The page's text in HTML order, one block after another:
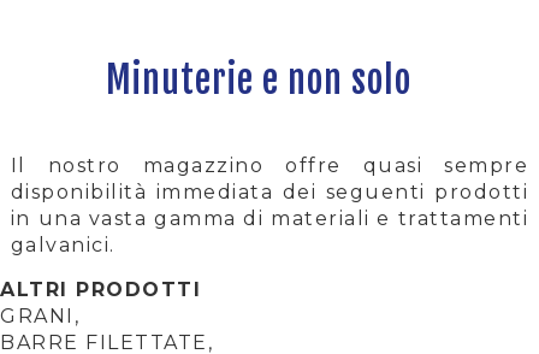
Minuterie e non solo
Il nostro magazzino offre quasi sempre
disponibilità immediata dei seguenti prodotti
in una vasta gamma di materiali e trattamenti
galvanici.
ALTRI PRODOTTI
GRANI,
BARRE FILETTATE,